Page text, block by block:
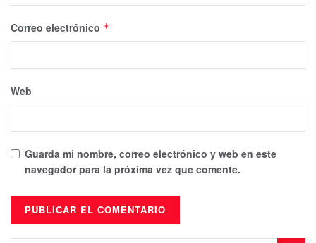
Correo electrónico *
Web
Guarda mi nombre, correo electrónico y web en este
navegador para la próxima vez que comente.